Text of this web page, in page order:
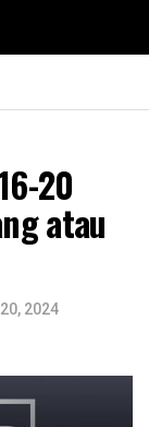
20
atau
2024